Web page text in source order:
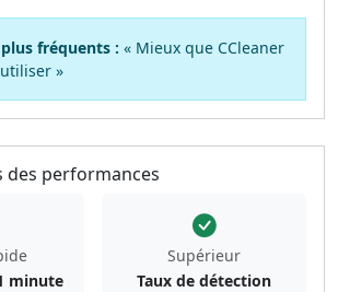
fréquents : « Mieux que CCleaner
»
des performances
minute
Supérieur
Taux de détection